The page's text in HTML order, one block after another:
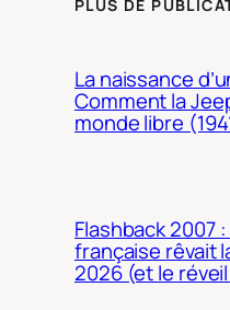
PLUS DE
La naissance
Comment la
monde libre
Flashback 2007
française rêvait
2026 (et le